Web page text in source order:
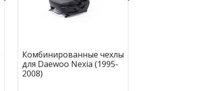
Комбинированные чехлы
для Daewoo Nexia (1995-
2008)